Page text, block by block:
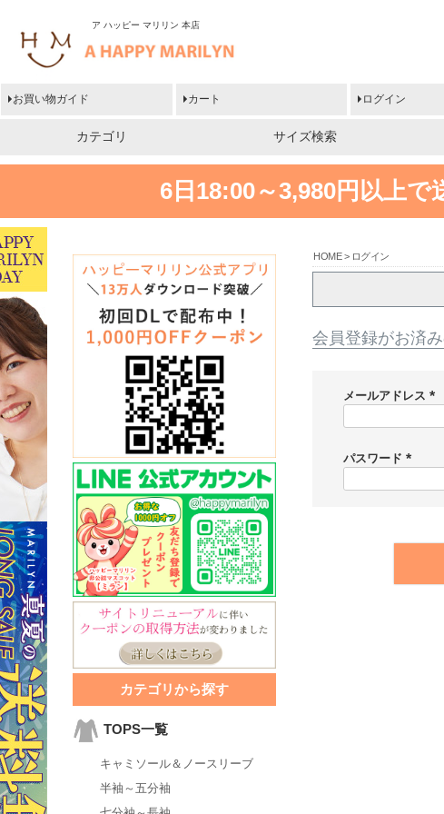
ア ハッピー マリリン 本店
お買い物ガイド カート ログイン
カテゴリ サイズ検索
6日18:00～3,980円以上で
カテゴリから探す
TOPS一覧
キャミソール＆ノースリーブ
半袖～五分袖
HOME ログイン
会員登録がお済
メールアドレス
必
)
パスワード
必